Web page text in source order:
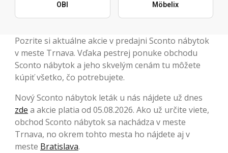
OBI Möbelix
Pozrite si aktuálne akcie v predajni Sconto nábytok
v meste Trnava. Vďaka pestrej ponuke obchodu
Sconto nábytok a jeho skvelým cenám tu môžete
kúpiť všetko, čo potrebujete.
Nový Sconto nábytok leták u nás nájdete už dnes
zde a akcie platia od 05.08.2026. Ako už určite viete,
obchod Sconto nábytok sa nachádza v meste
Trnava, no okrem tohto mesta ho nájdete aj v
meste Bratislava.